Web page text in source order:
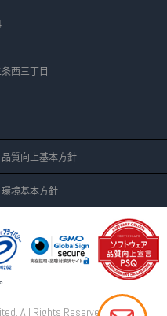
西三丁目
品質向上基本方針
環境基本方針
All Rights Reserved.